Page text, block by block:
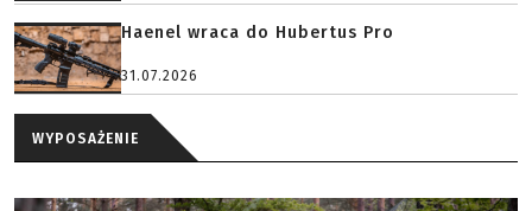
Haenel wraca do Hubertus Pro
31.07.2026
WYPOSAŻENIE